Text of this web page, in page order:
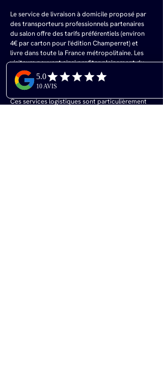
Le service de livraison à domicile proposé par
des transporteurs professionnels partenaires
du salon offre des tarifs préférentiels (environ
4€ par carton pour l'édition Champerret) et
livre dans toute la France métropolitaine. Les
visiteurs peuvent ainsi profiter pleinement du
salon, déguster et acheter sans limitation, puis
recevoir tranquillement leurs précieuses
bouteilles à domicile quelques jours plus tard.
Ces services logistiques sont particulièrement